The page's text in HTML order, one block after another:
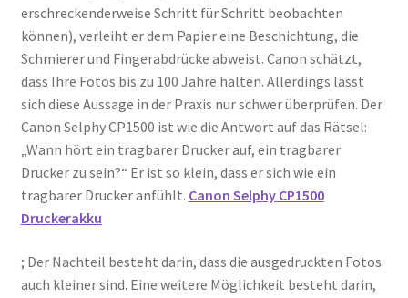
erschreckenderweise Schritt für Schritt beobachten
können), verleiht er dem Papier eine Beschichtung, die
Schmierer und Fingerabdrücke abweist. Canon schätzt,
dass Ihre Fotos bis zu 100 Jahre halten. Allerdings lässt
sich diese Aussage in der Praxis nur schwer überprüfen. Der
Canon Selphy CP1500 ist wie die Antwort auf das Rätsel:
„Wann hört ein tragbarer Drucker auf, ein tragbarer
Drucker zu sein?“ Er ist so klein, dass er sich wie ein
tragbarer Drucker anfühlt. Canon Selphy CP1500
Druckerakku
; Der Nachteil besteht darin, dass die ausgedruckten Fotos
auch kleiner sind. Eine weitere Möglichkeit besteht darin,